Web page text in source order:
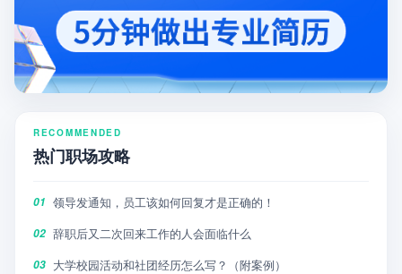
RECOMMENDED
热门职场攻略
01 领导发通知，员工该如何回复才是正确的！
02 辞职后又二次回来工作的人会面临什么
03 大学校园活动和社团经历怎么写？（附案例）